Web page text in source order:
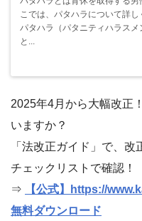
こでは、パタハラについて詳
パタハラ（パタニティハラスメ
と...
2025年4月から大幅改正
いますか？
「法改正ガイド」で、
チェックリストで確認！
⇒
【公式】https://
無料ダウンロード